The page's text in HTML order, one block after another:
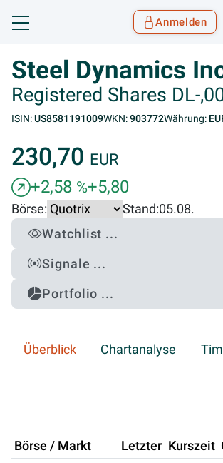
Toggle navigation
Anmelden
Steel Dynamics
Registered Shares DL-
ISIN:US8581191009WKN:903772Währung:
230,70 EUR
+2,58 %+5,80
Börse: Stand:05.08.
Watchlist ...
Signale ...
Portfolio ...
Überblick Chartanalyse
Börse / Markt Letzter Kurszeit